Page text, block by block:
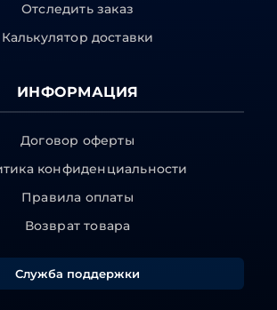
Отследить заказ
Калькулятор доставки
ИНФОРМАЦИЯ
Договор оферты
конфиденциальности
Правила оплаты
Возврат товара
Служба поддержки